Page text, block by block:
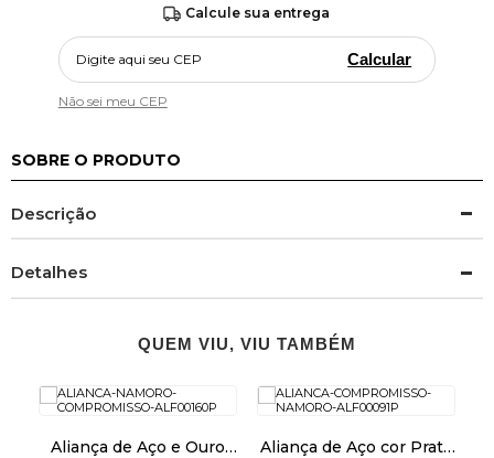
Calcule sua entrega
Calcular
Não sei meu CEP
SOBRE O PRODUTO
Descrição
Detalhes
QUEM VIU, VIU TAMBÉM
Aliança de Aço e Ouro
Aliança de Aço cor Prata